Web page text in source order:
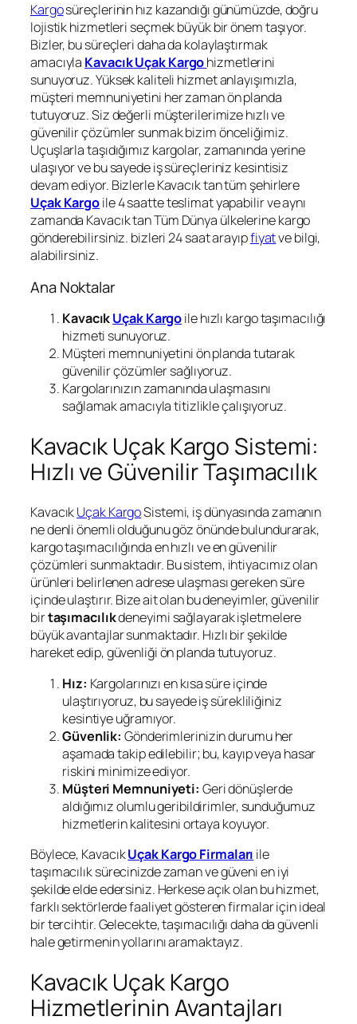
Kargosüreçlerinin hız kazandığı günümüzde, doğru
lojistik hizmetleri seçmek büyük bir önem taşıyor.
Bizler, bu süreçleri daha da kolaylaştırmak
amacıyla Kavacık Uçak Kargohizmetlerini
sunuyoruz. Yüksek kaliteli hizmet anlayışımızla,
müşteri memnuniyetini her zaman ön planda
tutuyoruz. Siz değerli müşterilerimize hızlı ve
güvenilir çözümler sunmak bizim önceliğimiz.
Uçuşlarla taşıdığımız kargolar, zamanında yerine
ulaşıyor ve bu sayede iş süreçleriniz kesintisiz
devam ediyor. Bizlerle Kavacık tan tüm şehirlere
Uçak Kargoile 4 saatte teslimat yapabilir ve aynı
zamanda Kavacık tan Tüm Dünya ülkelerine kargo
gönderebilirsiniz. bizleri 24 saat arayıpfiyatve bilgi,
alabilirsiniz.
Ana Noktalar
KavacıkUçak Kargoile hızlı kargo taşımacılığı
hizmeti sunuyoruz.
Müşteri memnuniyetini ön planda tutarak
güvenilir çözümler sağlıyoruz.
Kargolarınızın zamanında ulaşmasını
sağlamak amacıyla titizlikle çalışıyoruz.
Kavacık Uçak Kargo Sistemi:
Hızlı ve Güvenilir Taşımacılık
KavacıkUçak KargoSistemi, iş dünyasında zamanın
ne denli önemli olduğunu göz önünde bulundurarak,
kargo taşımacılığında en hızlı ve en güvenilir
çözümleri sunmaktadır. Bu sistem, ihtiyacımız olan
ürünleri belirlenen adrese ulaşması gereken süre
içinde ulaştırır. Bize ait olan bu deneyimler, güvenilir
birtaşımacılıkdeneyimi sağlayarak işletmelere
büyük avantajlar sunmaktadır. Hızlı bir şekilde
hareket edip, güvenliği ön planda tutuyoruz.
Hız: Kargolarınızı en kısa süre içinde
ulaştırıyoruz, bu sayede iş sürekliliğiniz
kesintiye uğramıyor.
Güvenlik: Gönderimlerinizin durumu her
aşamada takip edilebilir; bu, kayıp veya hasar
riskini minimize ediyor.
Müşteri Memnuniyeti: Geri dönüşlerde
aldığımız olumlu geribildirimler, sunduğumuz
hizmetlerin kalitesini ortaya koyuyor.
Böylece, KavacıkUçak Kargo Firmaları ile
taşımacılık sürecinizde zaman ve güveni en iyi
şekilde elde edersiniz. Herkese açık olan bu hizmet,
farklı sektörlerde faaliyet gösteren firmalar için ideal
bir tercihtir. Gelecekte, taşımacılığı daha da güvenli
hale getirmenin yollarını aramaktayız.
Kavacık Uçak Kargo
Hizmetlerinin Avantajları